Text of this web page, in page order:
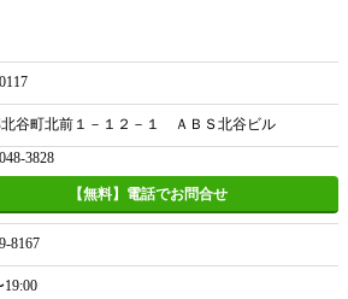
谷町北前１－１２－１ ＡＢＳ北谷ビル
3828
【無料】電話でお問合せ
8167
19:00